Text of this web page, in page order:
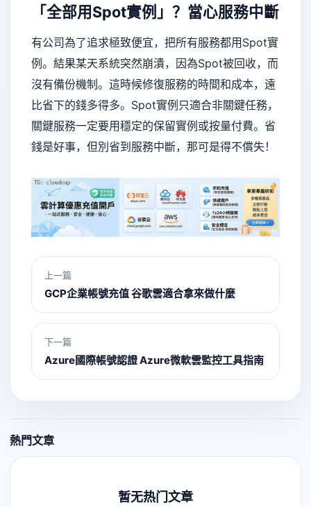
「全部用Spot實例」？當心服務中斷
有公司為了追求極致便宜，把所有服務都用Spot實
例。結果某天系統突然崩潰，因為Spot被回收，而
沒有備份機制。這時候修復服務的時間和成本，遠
比省下的錢多得多。Spot實例只適合非關鍵任務，
關鍵服務一定要用穩定的保留實例或按量付費。省
錢是好事，但別省到服務中斷，那可是得不償失！
上一篇
GCP企業帳號充值 谷歌雲適合拿來做什麼
下一篇
Azure國際帳號認證 Azure微軟雲監控工具指南
熱門文章
暂无热门文章